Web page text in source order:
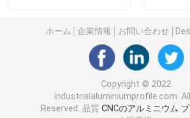
ホーム 企業情報 お問い合わせ
Copyright © 2022
industrialaluminiumprofile.com.
Reserved. 品質 CNCのアルミニウム